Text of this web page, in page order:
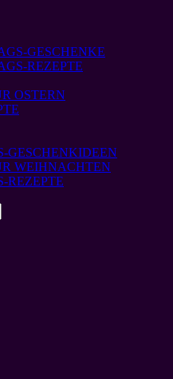
GESCHENKE
REZEPTE
OSTERN
GESCHENKIDEEN
WEIHNACHTEN
REZEPTE